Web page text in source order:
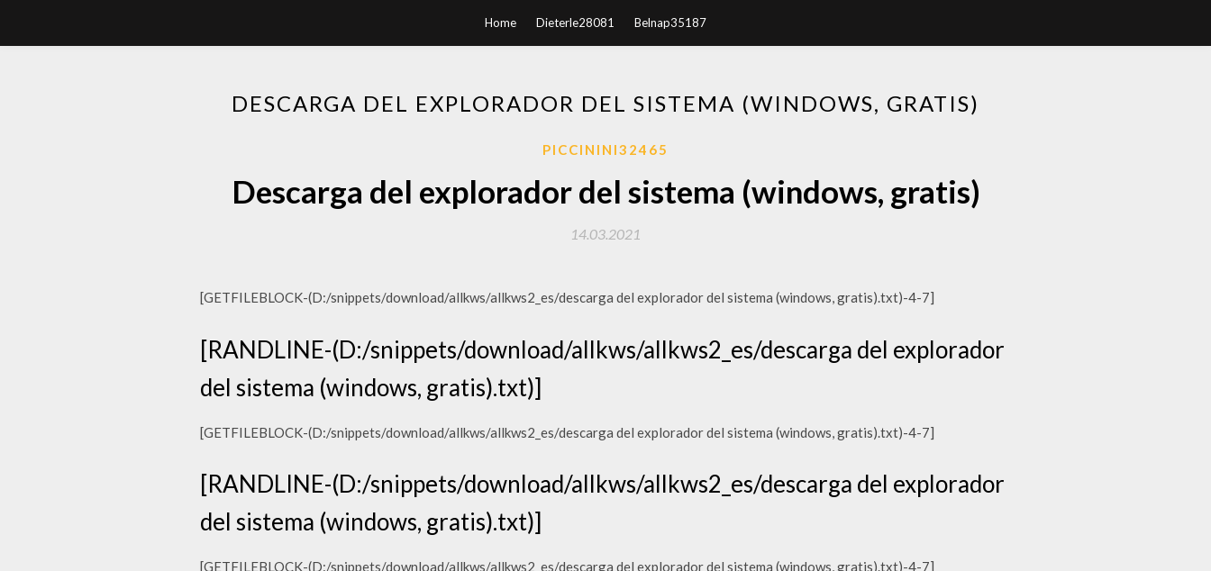
Home Dieterle28081 Belnap35187
DESCARGA DEL EXPLORADOR DEL SISTEMA (WINDOWS, GRATIS)
PICCININI32465
Descarga del explorador del sistema (windows, gratis)
14.03.2021
[GETFILEBLOCK-(D:/snippets/download/allkws/allkws2_es/descarga del explorador del sistema (windows, gratis).txt)-4-7]
[RANDLINE-(D:/snippets/download/allkws/allkws2_es/descarga del explorador
del sistema (windows, gratis).txt)]
[GETFILEBLOCK-(D:/snippets/download/allkws/allkws2_es/descarga del explorador del sistema (windows, gratis).txt)-4-7]
[RANDLINE-(D:/snippets/download/allkws/allkws2_es/descarga del explorador
del sistema (windows, gratis).txt)]
[GETFILEBLOCK-(D:/snippets/download/allkws/allkws2_es/descarga del explorador del sistema (windows, gratis).txt)-4-7]